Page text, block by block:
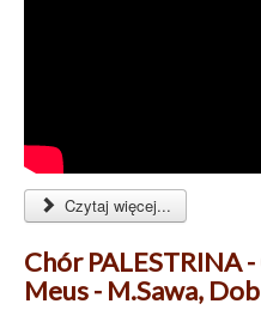
Czytaj więcej...
Chór PALESTRINA
Meus - M.Sawa,